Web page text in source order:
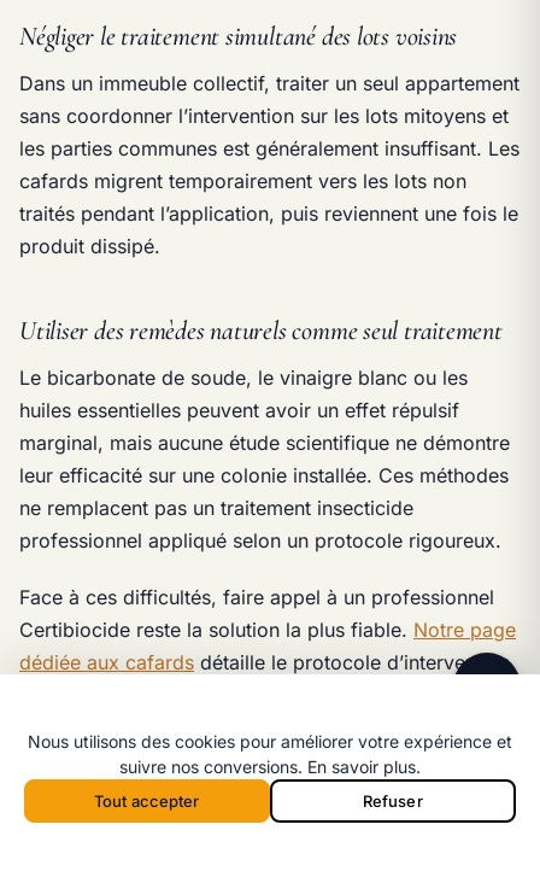
Négliger le traitement simultané des lots voisins
Dans un immeuble collectif, traiter un seul appartement
sans coordonner l’intervention sur les lots mitoyens et
les parties communes est généralement insuffisant. Les
cafards migrent temporairement vers les lots non
traités pendant l’application, puis reviennent une fois le
produit dissipé.
Utiliser des remèdes naturels comme seul traitement
Le bicarbonate de soude, le vinaigre blanc ou les
huiles essentielles peuvent avoir un effet répulsif
marginal, mais aucune étude scientifique ne démontre
leur efficacité sur une colonie installée. Ces méthodes
ne remplacent pas un traitement insecticide
professionnel appliqué selon un protocole rigoureux.
Face à ces difficultés, faire appel à un professionnel
Certibiocide reste la solution la plus fiable. Notre page
dédiée aux cafards détaille le protocole d’intervention
Comment coordonner un traitement
anti-cafards en copropriété ?
06 98 35 43 98
Message WhatsApp
Réponse rapide par message
Nous utilisons des cookies pour améliorer votre expérience et
suivre nos conversions. En savoir plus.
Tout accepter Refuser